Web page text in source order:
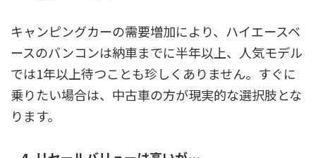
キャンピングカーの需要増加により、ハイエースベ
ースのバンコンは納車までに半年以上、人気モデル
では1年以上待つことも珍しくありません。すぐに
乗りたい場合は、中古車の方が現実的な選択肢とな
ります。